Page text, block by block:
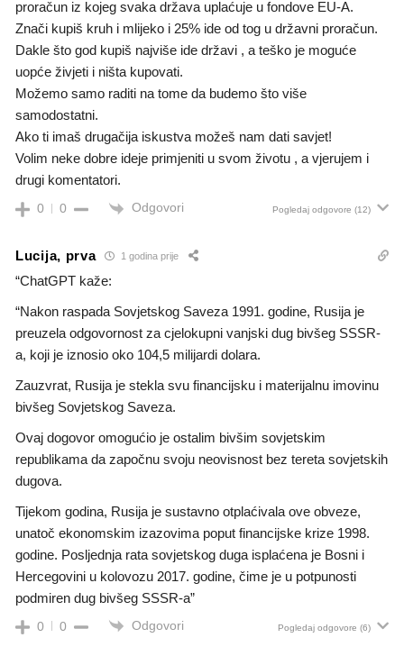
proračun iz kojeg svaka država uplaćuje u fondove EU-A.
Znači kupiš kruh i mlijeko i 25% ide od tog u državni proračun.
Dakle što god kupiš najviše ide državi , a teško je moguće
uopće živjeti i ništa kupovati.
Možemo samo raditi na tome da budemo što više
samodostatni.
Ako ti imaš drugačija iskustva možeš nam dati savjet!
Volim neke dobre ideje primjeniti u svom životu , a vjerujem i
drugi komentatori.
0 0 Odgovori Pogledaj odgovore (12)
Lucija, prva 1 godina prije
“ChatGPT kaže:
“Nakon raspada Sovjetskog Saveza 1991. godine, Rusija je
preuzela odgovornost za cjelokupni vanjski dug bivšeg SSSR-
a, koji je iznosio oko 104,5 milijardi dolara.
Zauzvrat, Rusija je stekla svu financijsku i materijalnu imovinu
bivšeg Sovjetskog Saveza.
Ovaj dogovor omogućio je ostalim bivšim sovjetskim
republikama da započnu svoju neovisnost bez tereta sovjetskih
dugova.
Tijekom godina, Rusija je sustavno otplaćivala ove obveze,
unatoč ekonomskim izazovima poput financijske krize 1998.
godine. Posljednja rata sovjetskog duga isplaćena je Bosni i
Hercegovini u kolovozu 2017. godine, čime je u potpunosti
podmiren dug bivšeg SSSR-a”
0 0 Odgovori Pogledaj odgovore (6)